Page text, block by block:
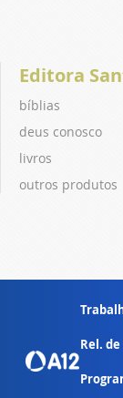
Editora
bíblias
deus conosco
livros
outros produtos
Rel.